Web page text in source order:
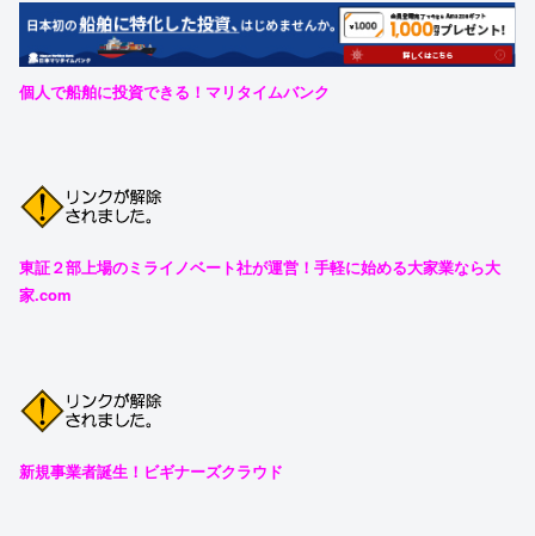
個人で船舶に投資できる！マリタイムバンク
東証２部上場のミライノベート社が運営！手軽に始める大家業なら大
家.com
新規事業者誕生！ビギナーズクラウド